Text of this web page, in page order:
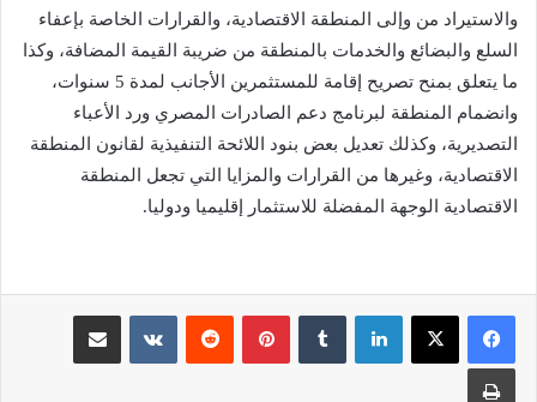
والاستيراد من وإلى المنطقة الاقتصادية، والقرارات الخاصة بإعفاء
السلع والبضائع والخدمات بالمنطقة من ضريبة القيمة المضافة، وكذا
ما يتعلق بمنح تصريح إقامة للمستثمرين الأجانب لمدة 5 سنوات،
وانضمام المنطقة لبرنامج دعم الصادرات المصري ورد الأعباء
التصديرية، وكذلك تعديل بعض بنود اللائحة التنفيذية لقانون المنطقة
الاقتصادية، وغيرها من القرارات والمزايا التي تجعل المنطقة
الاقتصادية الوجهة المفضلة للاستثمار إقليميا ودوليا.
لينكدإن بينتيريست